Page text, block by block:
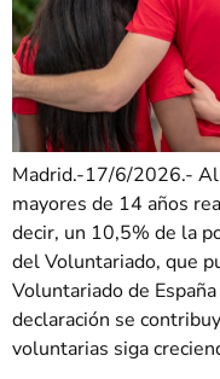
Madrid.-17/6/2026.-
mayores de 14 años
decir, un 10,5% de la
del Voluntariado, que
Voluntariado de
declaración se
voluntarias siga